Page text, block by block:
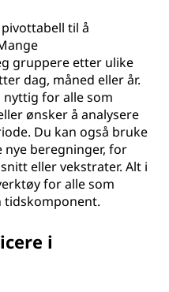
til å
gruppere etter ulike
dag, måned eller år.
for alle som
ønsker å analysere
Du kan også bruke
beregninger, for
eller vekstrater. Alt i
for alle som
tidskomponent.
i